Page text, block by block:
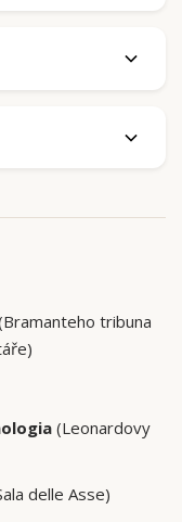
což pomáhá
tribuna
(Leonardovy
delle Asse)